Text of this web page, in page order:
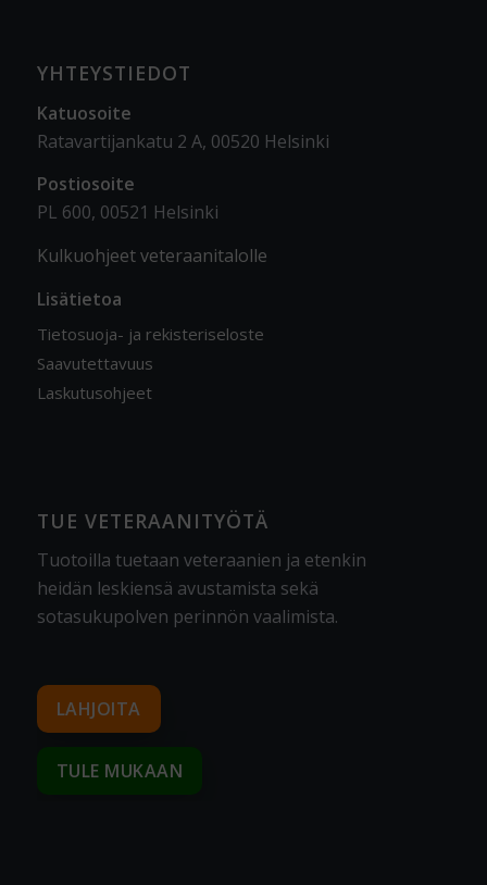
YHTEYSTIEDOT
Katuosoite
Ratavartijankatu 2 A, 00520 Helsinki
Postiosoite
PL 600, 00521 Helsinki
Kulkuohjeet veteraanitalolle
Lisätietoa
Tietosuoja- ja rekisteriseloste
Saavutettavuus
Laskutusohjeet
TUE VETERAANITYÖTÄ
Tuotoilla tuetaan veteraanien ja etenkin
heidän leskiensä avustamista sekä
sotasukupolven perinnön vaalimista.
LAHJOITA
TULE MUKAAN